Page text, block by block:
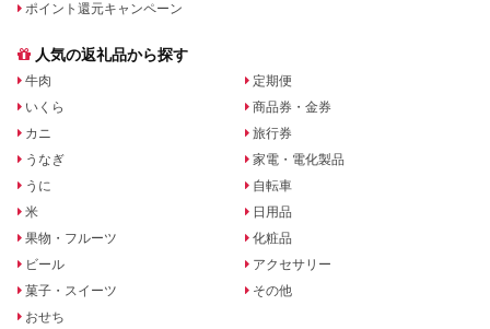
ポイント還元キャンペーン
人気の返礼品から探す
牛肉
いくら
カニ
うなぎ
うに
米
果物・フルーツ
ビール
菓子・スイーツ
おせち
定期便
商品券・金券
旅行券
家電・電化製品
自転車
日用品
化粧品
アクセサリー
その他